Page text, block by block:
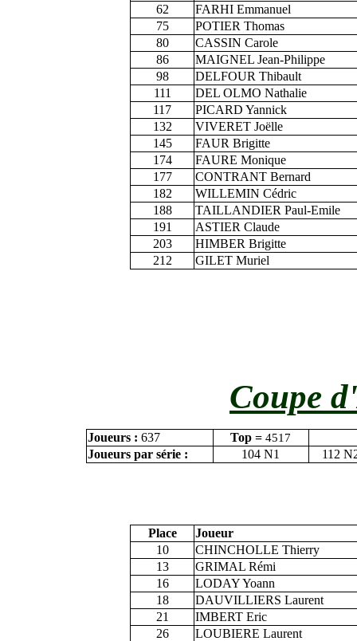
62
FARHI Emmanuel
75
POTIER Thomas
80
CASSIN Carole
86
MAIGNEL Jean-Philippe
98
DELFOUR Thibault
111
DEL OLMO Nathalie
117
PICARD Yannick
132
VIVERET Joëlle
145
FAUR Brigitte
174
FAURE Monique
177
CONTRANT Bernard
182
WILLEMIN Cédric
188
TAILLANDIER Paul-Emile
191
ASTIER Claude
203
HIMBER Brigitte
212
GILET Muriel
Coupe
Joueurs : 637 Top = 4517
Joueurs par série : 104 N1 112
Place
Joueur
10
CHINCHOLLE Thierry
13
GRIMAL Rémi
16
LODAY Yoann
18
DAUVILLIERS Laurent
21
IMBERT Eric
26
LOUBIERE Laurent